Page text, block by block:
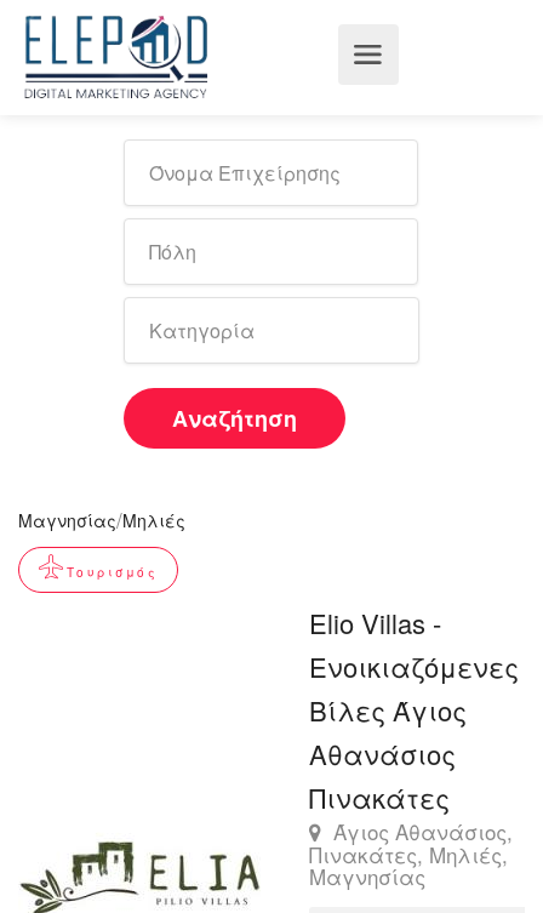
Αναζήτηση
Μαγνησίας/Μηλιές
Τουρισμός
Elio Villas -
Ενοικιαζόμενες
Βίλες Άγιος
Αθανάσιος
Πινακάτες
Άγιος Αθανάσιος,
Πινακάτες, Μηλιές,
Μαγνησίας